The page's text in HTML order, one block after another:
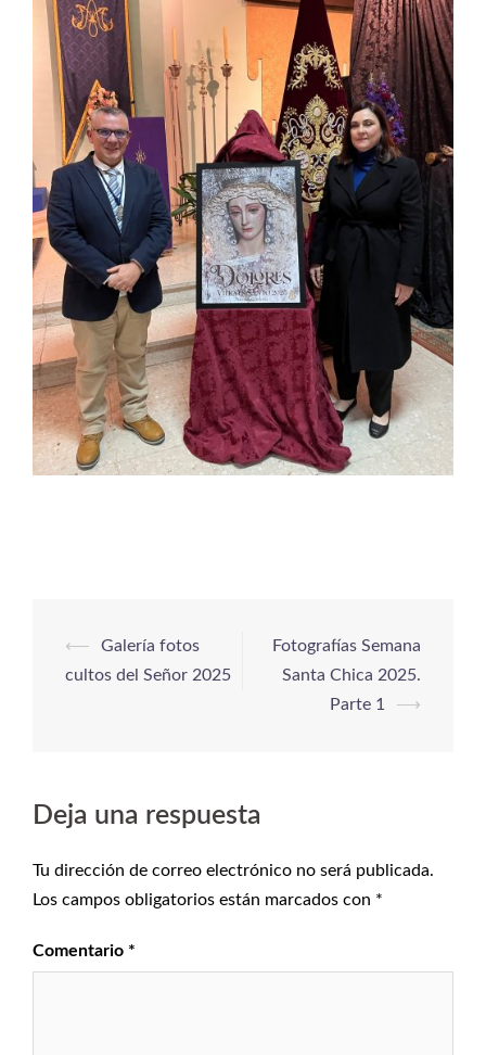
⟵
Galería fotos
cultos del Señor 2025
Fotografías Semana
Santa Chica 2025.
Parte 1
⟶
Deja una respuesta
Tu dirección de correo electrónico no será publicada.
Los campos obligatorios están marcados con *
Comentario *